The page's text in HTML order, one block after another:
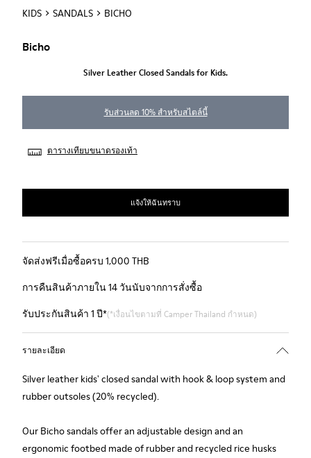
KIDS SANDALS BICHO
Bicho
Silver Leather Closed Sandals for Kids.
รับส่วนลด 10% สำหรับสไตล์นี้
ตารางเทียบขนาดรองเท้า
แจ้งให้ฉันทราบ
จัดส่งฟรีเมื่อซื้อครบ 1,000 THB
การคืนสินค้าภายใน 14 วันนับจากการสั่งซื้อ
รับประกันสินค้า 1 ปี*(*เงื่อนไขตามที่ Camper Thailand กำหนด)
รายละเอียด
Silver leather kids' closed sandal with hook & loop system and
rubber outsoles (20% recycled).
Our Bicho sandals offer an adjustable design and an
ergonomic footbed made of rubber and recycled rice husks